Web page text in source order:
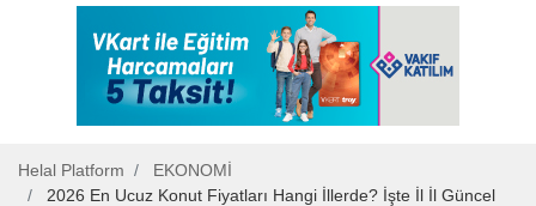
Helal Platform
EKONOMİ
2026 En Ucuz Konut Fiyatları Hangi İllerde? İşte İl İl Güncel